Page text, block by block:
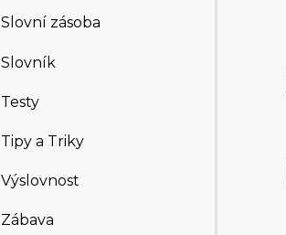
Slovní zásoba
Slovník
Testy
Tipy a Triky
Výslovnost
Zábava